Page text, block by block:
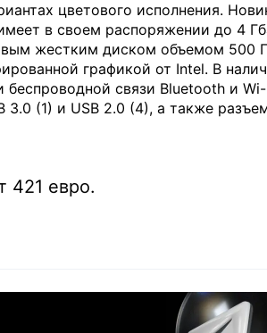
цветового исполнения.
в своем распоряжении до 4
жестким диском объемом 500
графикой от Intel. В
связи Bluetooth и
3.0 (1) и USB 2.0 (4), а также
421 евро.